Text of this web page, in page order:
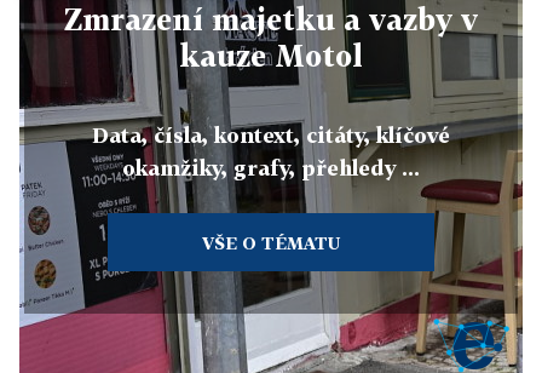
Zmrazení majetku a vazby v
kauze Motol
Data, čísla, kontext, citáty, klíčové
okamžiky, grafy, přehledy ...
VŠE O TÉMATU